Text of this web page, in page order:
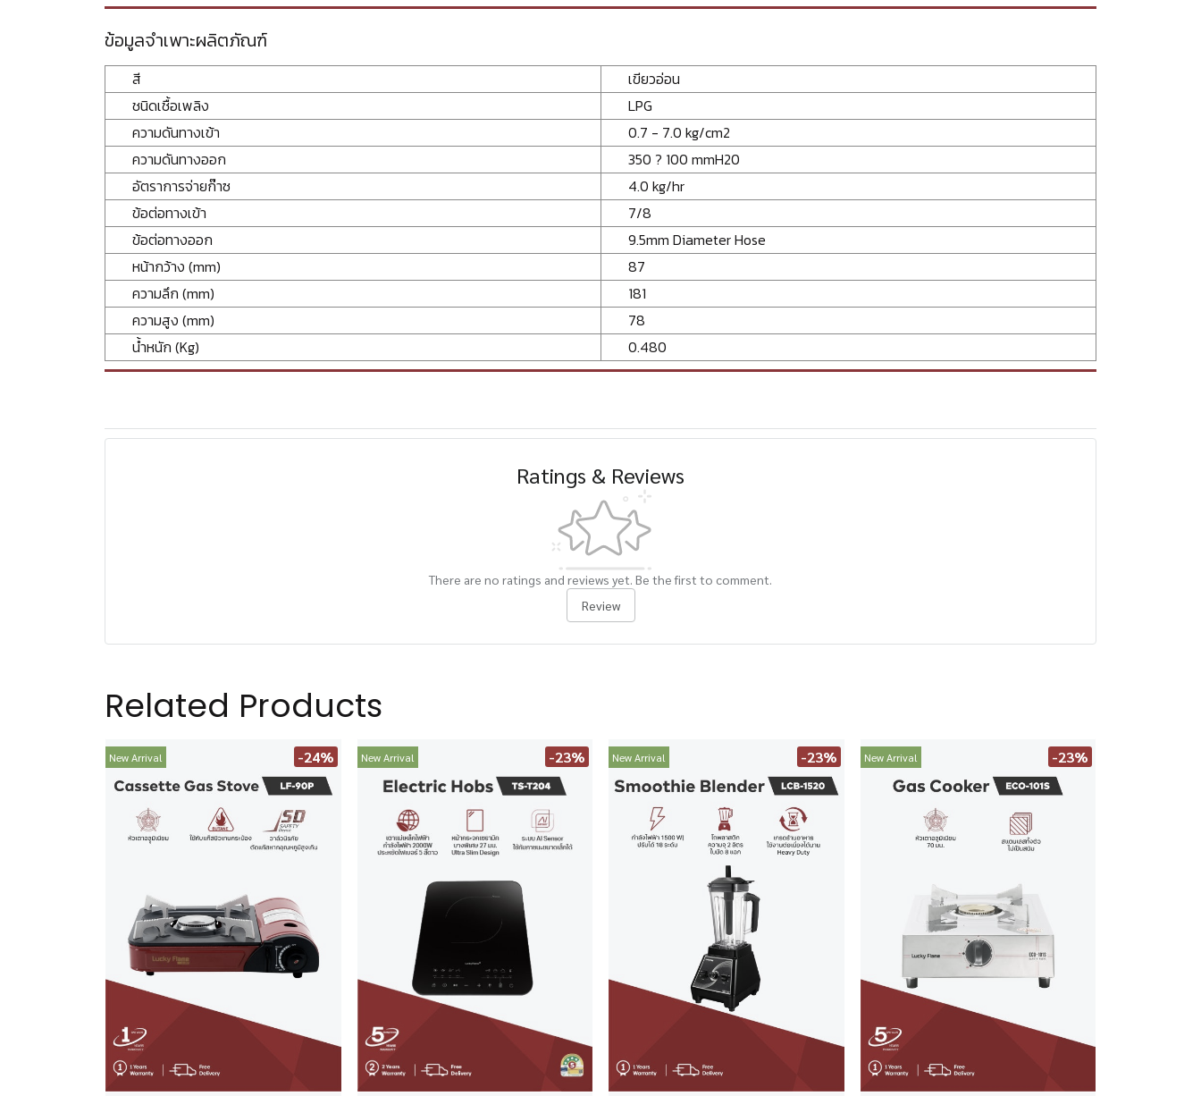
ข้อมูลจำเพาะผลิตภัณฑ์
สี
เขียวอ่อน
ชนิดเชื้อเพลิง
LPG
ความดันทางเข้า
0.7 - 7.0 kg/cm2
ความดันทางออก
350 ? 100 mmH20
อัตราการจ่ายก๊าซ
4.0 kg/hr
ข้อต่อทางเข้า
7/8
ข้อต่อทางออก
9.5mm Diameter Hose
หน้ากว้าง (mm)
87
ความลึก (mm)
181
ความสูง (mm)
78
น้ำหนัก (Kg)
0.480
Ratings & Reviews
There are no ratings and reviews yet. Be the first to comment.
Review
Related Products
New Arrival -24% New Arrival -23% New Arrival -23% New Arrival -23%